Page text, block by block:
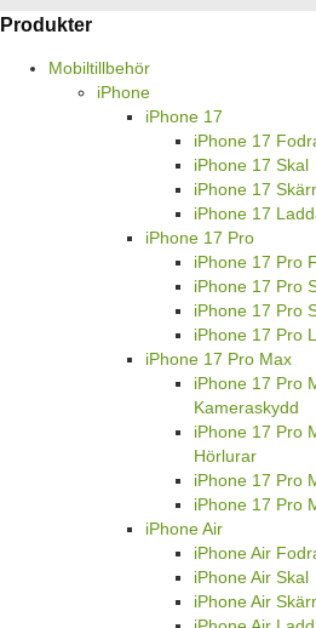
Produkter
Mobiltillbehör
iPhone
iPhone 17
iPhone 17
iPhone 17 Skal
iPhone 17
iPhone 17
iPhone 17 Pro
iPhone 17 Pro
iPhone 17 Pro
iPhone 17 Pro
iPhone 17 Pro
iPhone 17 Pro Max
iPhone 17 Pro
Kameraskydd
iPhone 17 Pro
Hörlurar
iPhone 17 Pro
iPhone 17 Pro
iPhone Air
iPhone Air
iPhone Air Skal
iPhone Air